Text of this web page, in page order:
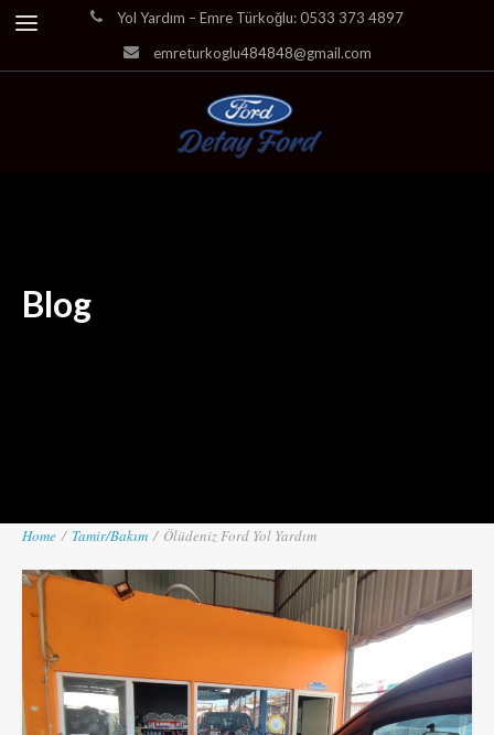
Yol Yardım – Emre Türkoğlu: 0533 373 4897
emreturkoglu484848@gmail.com
Blog
Home / Tamir/Bakım / Ölüdeniz Ford Yol Yardım